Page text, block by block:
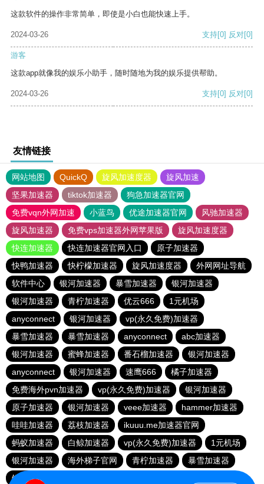
这款软件的操作非常简单，即使是小白也能快速上手。
2024-03-26 支持[0] 反对[0]
游客
这款app就像我的娱乐小助手，随时随地为我的娱乐提供帮助。
2024-03-26 支持[0] 反对[0]
友情链接
网站地图 QuickQ 旋风加速度器
旋风加速
坚果加速器
tiktok加速器
狗急加速器官网
免费vqn外网加速
小蓝鸟 优途加速器官网
风驰加速器
旋风加速器
免费vps加速器外网苹果版
旋风加速度器
快连加速器
快连加速器官网入口
原子加速器
快鸭加速器
快柠檬加速器 旋风加速度器
外网网址导航
软件中心
银河加速器 暴雪加速器
银河加速器
银河加速器
青柠加速器 优云666
1元机场
anyconnect
银河加速器
vp(永久免费)加速器
暴雪加速器
暴雪加速器 anyconnect
abc加速器
银河加速器
蜜蜂加速器 番石榴加速器
银河加速器
anyconnect
银河加速器 速鹰666
橘子加速器
免费海外pvn加速器
vp(永久免费)加速器
银河加速器
原子加速器
银河加速器 veee加速器
hammer加速器
哇哇加速器
荔枝加速器
ikuuu.me加速器官网
蚂蚁加速器
白鲸加速器 vp(永久免费)加速器
1元机场
银河加速器
海外梯子官网 青柠加速器
暴雪加速器
银河加速器